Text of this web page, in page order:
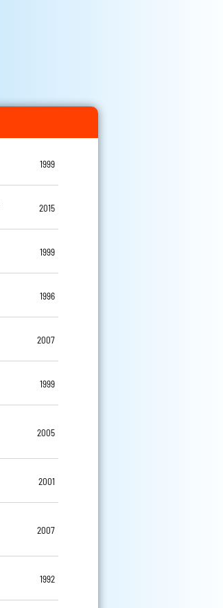
1999
2015
1999
1996
2007
1999
2005
2001
2007
1992